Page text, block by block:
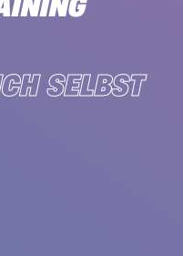
SELBST